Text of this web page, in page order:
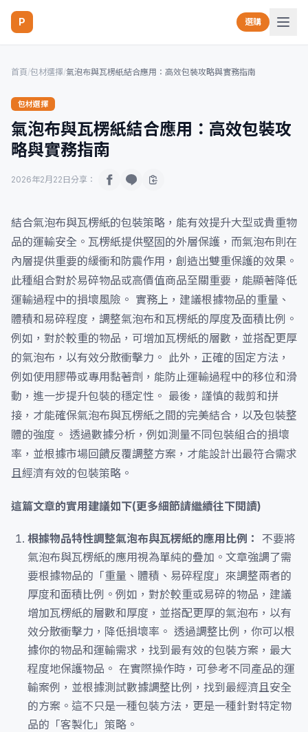
P 選購
首頁/包材選擇/氣泡布與瓦楞紙結合應用：高效包裝攻略與實務指南
包材選擇
氣泡布與瓦楞紙結合應用：高效包裝攻
略與實務指南
2026年2月22日 分享：
結合氣泡布與瓦楞紙的包裝策略，能有效提升大型或貴重物
品的運輸安全。瓦楞紙提供堅固的外層保護，而氣泡布則在
內層提供重要的緩衝和防震作用，創造出雙重保護的效果。
此種組合對於易碎物品或高價值商品至關重要，能顯著降低
運輸過程中的損壞風險。 實務上，建議根據物品的重量、
體積和易碎程度，調整氣泡布和瓦楞紙的厚度及面積比例。
例如，對於較重的物品，可增加瓦楞紙的層數，並搭配更厚
的氣泡布，以有效分散衝擊力。 此外，正確的固定方法，
例如使用膠帶或專用黏著劑，能防止運輸過程中的移位和滑
動，進一步提升包裝的穩定性。 最後，謹慎的裁剪和拼
接，才能確保氣泡布與瓦楞紙之間的完美結合，以及包裝整
體的強度。 透過數據分析，例如測量不同包裝組合的損壞
率，並根據市場回饋反覆調整方案，才能設計出最符合需求
且經濟有效的包裝策略。
這篇文章的實用建議如下(更多細節請繼續往下閱讀)
根據物品特性調整氣泡布與瓦楞紙的應用比例：
不要將
氣泡布與瓦楞紙的應用視為單純的疊加。文章強調了需
要根據物品的「重量、體積、易碎程度」來調整兩者的
厚度和面積比例。例如，對於較重或易碎的物品，建議
增加瓦楞紙的層數和厚度，並搭配更厚的氣泡布，以有
效分散衝擊力，降低損壞率。 透過調整比例，你可以根
據你的物品和運輸需求，找到最有效的包裝方案，最大
程度地保護物品。 在實際操作時，可參考不同產品的運
輸案例，並根據測試數據調整比例，找到最經濟且安全
的方案。這不只是一種包裝方法，更是一種針對特定物
品的「客製化」策略。